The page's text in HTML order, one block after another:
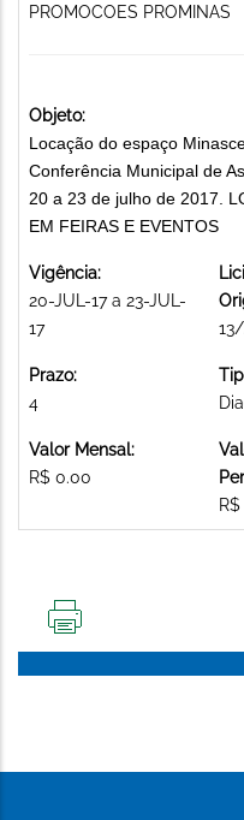
PROMOCOES PROMINAS
Objeto:
Locação do espaço
Conferência Municipal de
20 a 23 de julho de 2017.
EM FEIRAS E EVENTOS
Vigência:
20-JUL-17 a 23-JUL-
17
Prazo:
4
Valor Mensal:
R$ 0.00
PÁGINA